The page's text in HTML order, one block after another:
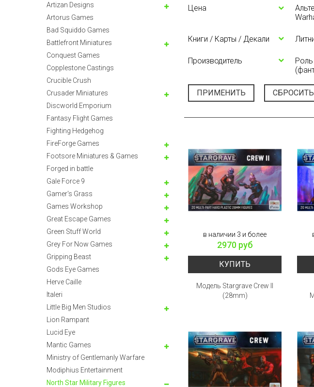
Artizan Designs
Artorus Games
Bad Squiddo Games
Battlefront Miniatures
Conquest Games
Copplestone Castings
Crucible Crush
Crusader Miniatures
Discworld Emporium
Fantasy Flight Games
Fighting Hedgehog
FireForge Games
Footsore Miniatures & Games
Forged in battle
Gale Force 9
Gamer's Grass
Games Workshop
Great Escape Games
Green Stuff World
Grey For Now Games
Gripping Beast
Gods Eye Games
Herve Caille
Italeri
Little Big Men Studios
Lion Rampant
Lucid Eye
Mantic Games
Ministry of Gentlemanly Warfare
Modiphius Entertainment
North Star Military Figures
Цена
Книги / Карты / Декали
Производитель
ПРИМЕНИТЬ СБРОСИТЬ
в наличии 3 и более
2970 руб
КУПИТЬ
Модель Stargrave Crew II
(28mm)